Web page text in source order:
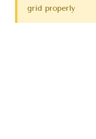
grid properly